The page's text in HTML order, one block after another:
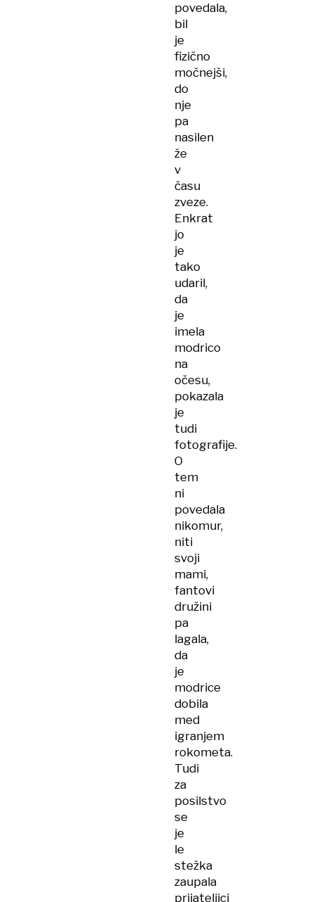
povedala,
bil
je
fizično
močnejši,
do
nje
pa
nasilen
že
v
času
zveze.
Enkrat
jo
je
tako
udaril,
da
je
imela
modrico
na
očesu,
pokazala
je
tudi
fotografije.
O
tem
ni
povedala
nikomur,
niti
svoji
mami,
fantovi
družini
pa
lagala,
da
je
modrice
dobila
med
igranjem
rokometa.
Tudi
za
posilstvo
se
je
le
stežka
zaupala
prijateljici